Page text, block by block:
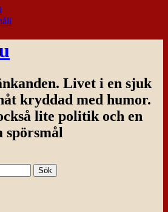
Livet i en sjuk
kryddad med humor.
lite politik och en
spörsmål